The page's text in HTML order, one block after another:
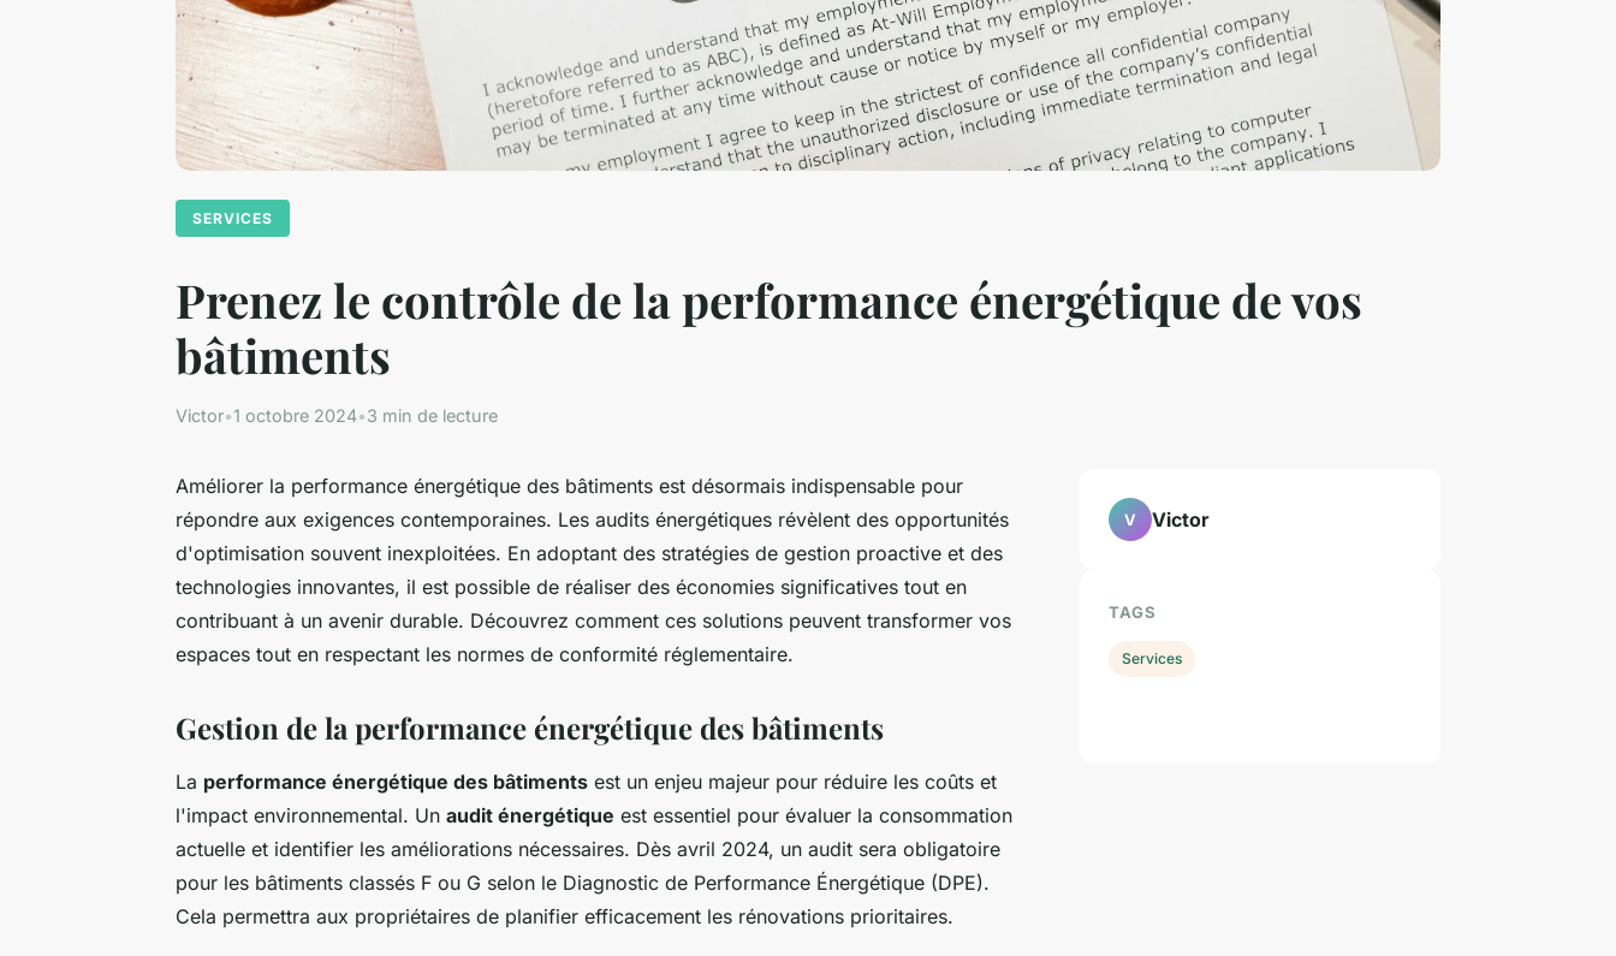
SERVICES
Prenez le contrôle de la performance énergétique de vos
bâtiments
Victor•1 octobre 2024•3 min de lecture
Améliorer la performance énergétique des bâtiments est désormais indispensable pour
répondre aux exigences contemporaines. Les audits énergétiques révèlent des opportunités
d'optimisation souvent inexploitées. En adoptant des stratégies de gestion proactive et des
technologies innovantes, il est possible de réaliser des économies significatives tout en
contribuant à un avenir durable. Découvrez comment ces solutions peuvent transformer vos
espaces tout en respectant les normes de conformité réglementaire.
Gestion de la performance énergétique des bâtiments
La performance énergétique des bâtiments est un enjeu majeur pour réduire les coûts et
l'impact environnemental. Un audit énergétique est essentiel pour évaluer la consommation
actuelle et identifier les améliorations nécessaires. Dès avril 2024, un audit sera obligatoire
pour les bâtiments classés F ou G selon le Diagnostic de Performance Énergétique (DPE).
Cela permettra aux propriétaires de planifier efficacement les rénovations prioritaires.
V Victor
TAGS
Services